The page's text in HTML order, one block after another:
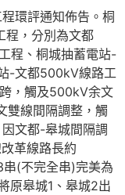
環評通知佈告。桐
程，分別為文都
程、桐城抽蓄電站-
-文都500kV線路工
，觸及500kV余文
雙線間隔調整，觸
文都-皋城間隔調
革線路長約
(不完全串)完美為
原皋城1、皋城2出